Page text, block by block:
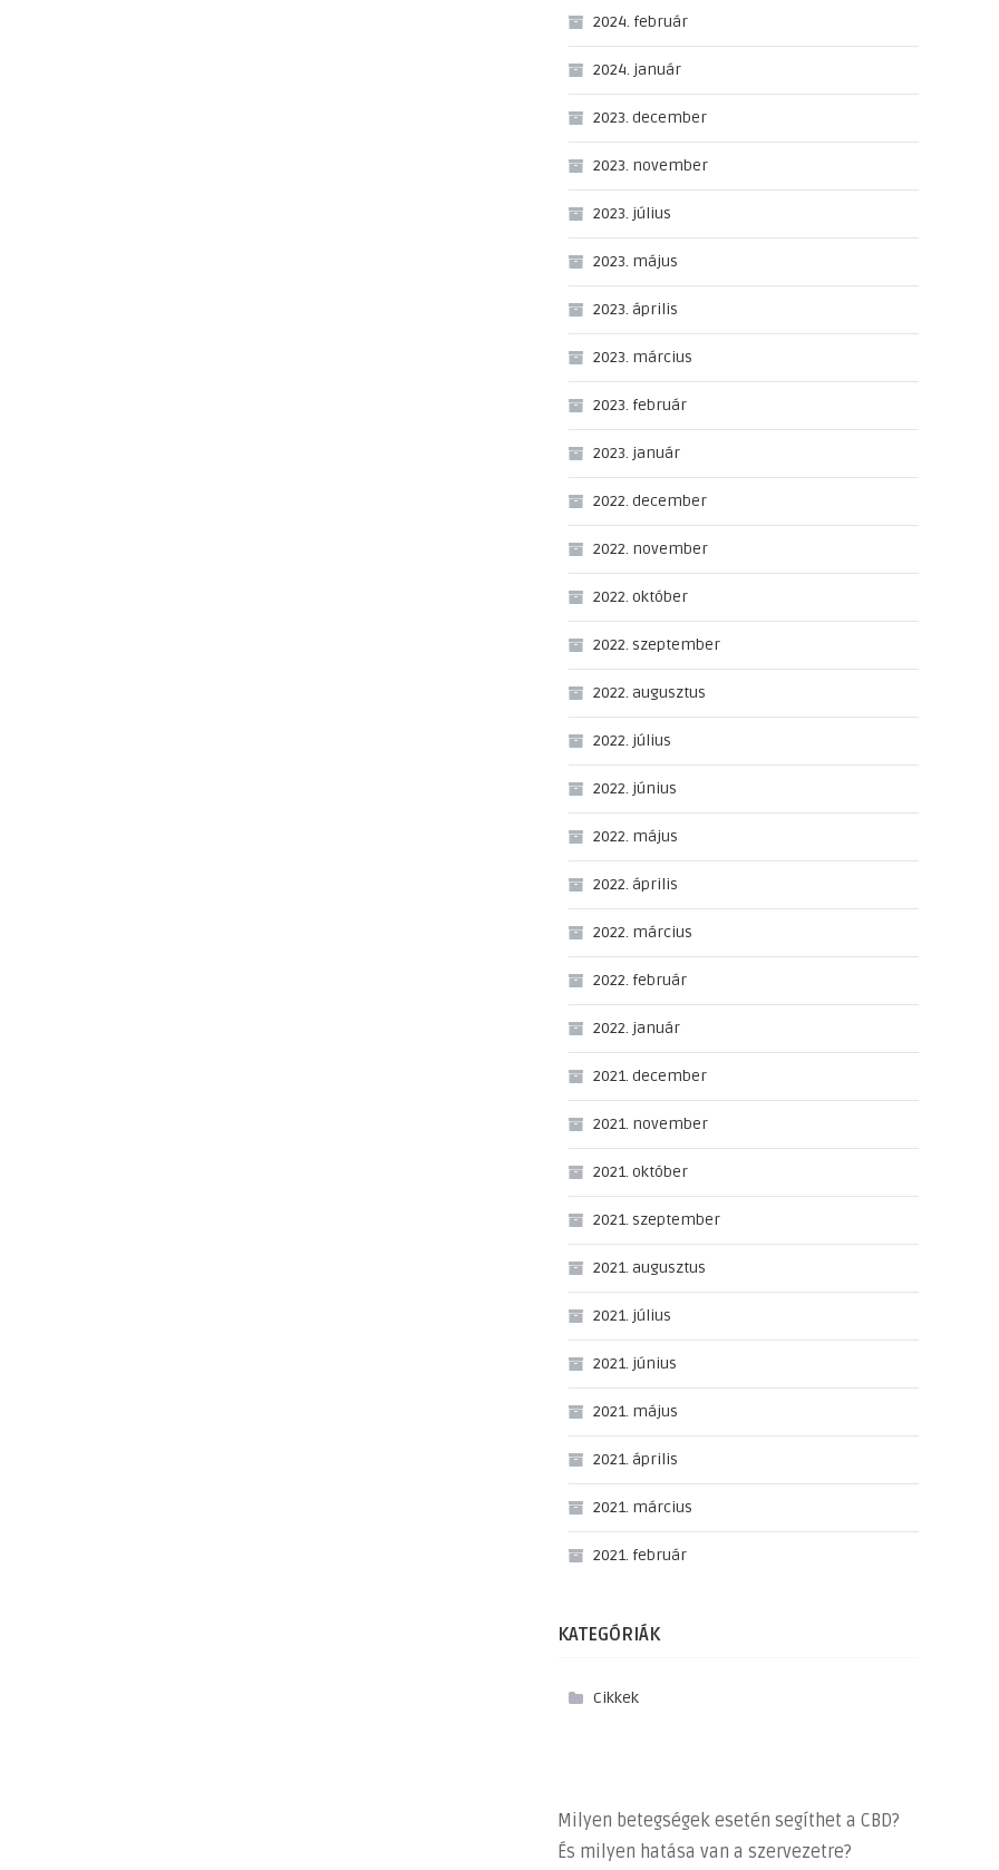
2024. február
2024. január
2023. december
2023. november
2023. július
2023. május
2023. április
2023. március
2023. február
2023. január
2022. december
2022. november
2022. október
2022. szeptember
2022. augusztus
2022. július
2022. június
2022. május
2022. április
2022. március
2022. február
2022. január
2021. december
2021. november
2021. október
2021. szeptember
2021. augusztus
2021. július
2021. június
2021. május
2021. április
2021. március
2021. február
KATEGÓRIÁK
Cikkek
Milyen betegségek esetén segíthet a CBD?
És milyen hatása van a szervezetre?